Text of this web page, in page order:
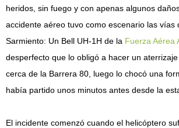
heridos, sin fuego y con apenas algunos
accidente aéreo tuvo como escenario las vías
Sarmiento: Un Bell UH-1H de la Fuerza Aérea
desperfecto que lo obligó a hacer un
cerca de la Barrera 80, luego lo chocó una
había partido unos minutos antes desde la
El incidente comenzó cuando el helicóptero